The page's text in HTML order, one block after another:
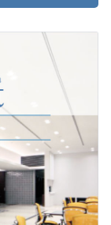
）に先立ち
いただきます。